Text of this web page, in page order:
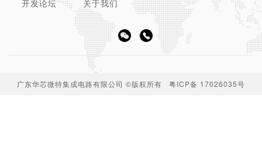
开发论坛
关于我们
广东华芯微特集成电路有限公司 ©版权所有 粤ICP备 17026035号